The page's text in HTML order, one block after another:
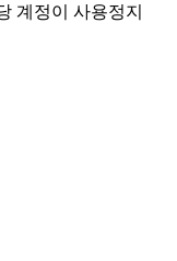
계정이 사용정지